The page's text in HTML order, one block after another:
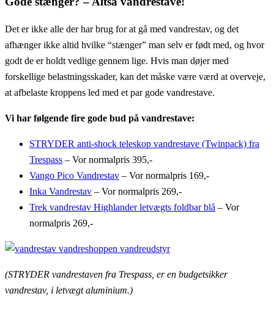
Det er ikke alle der har brug for at gå med vandrestav, og det
afhænger ikke altid hvilke “stænger” man selv er født med, og hvor
godt de er holdt vedlige gennem lige. Hvis man døjer med
forskellige belastningsskader, kan det måske være værd at overveje,
at afbelaste kroppens led med et par gode vandrestave.
Vi har følgende fire gode bud på vandrestave:
STRYDER anti-shock teleskop vandrestave (Twinpack) fra
Trespass – Vor normalpris 395,-
Vango Pico Vandrestav – Vor normalpris 169,-
Inka Vandrestav – Vor normalpris 269,-
Trek vandrestav Highlander letvægts foldbar blå – Vor
normalpris 269,-
(STRYDER vandrestaven fra Trespass, er en budgetsikker
vandrestav, i letvægt aluminium.)